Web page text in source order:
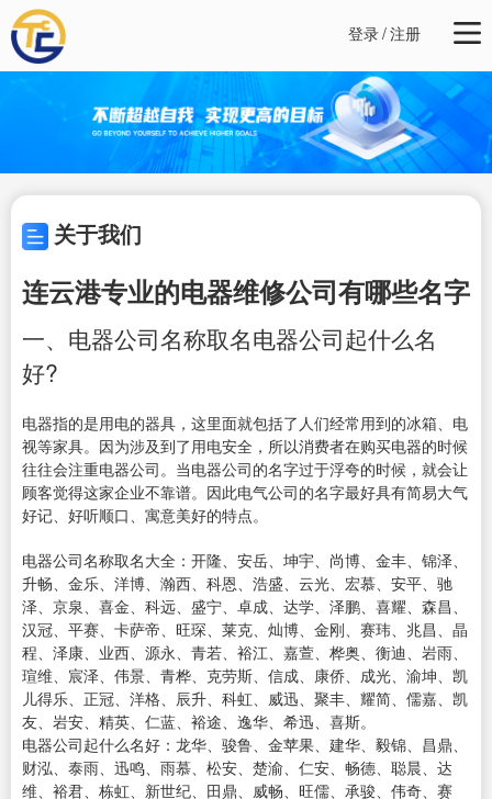
登录/注册
关于我们
连云港专业的电器维修公司有哪些名字
一、电器公司名称取名电器公司起什么名
好?
电器指的是用电的器具，这里面就包括了人们经常用到的冰箱、电
视等家具。因为涉及到了用电安全，所以消费者在购买电器的时候
往往会注重电器公司。当电器公司的名字过于浮夸的时候，就会让
顾客觉得这家企业不靠谱。因此电气公司的名字最好具有简易大气
好记、好听顺口、寓意美好的特点。
电器公司名称取名大全：开隆、安岳、坤宇、尚博、金丰、锦泽、
升畅、金乐、洋博、瀚西、科恩、浩盛、云光、宏慕、安平、驰
泽、京泉、喜金、科远、盛宁、卓成、达学、泽鹏、喜耀、森昌、
汉冠、平赛、卡萨帝、旺琛、莱克、灿博、金刚、赛玮、兆昌、晶
程、泽康、业西、源永、青若、裕江、嘉萱、桦奥、衡迪、岩雨、
瑄维、宸泽、伟景、青桦、克劳斯、信成、康侨、成光、渝坤、凯
儿得乐、正冠、洋格、辰升、科虹、威迅、聚丰、耀简、儒嘉、凯
友、岩安、精英、仁蓝、裕途、逸华、希迅、喜斯。
电器公司起什么名好：龙华、骏鲁、金苹果、建华、毅锦、昌鼎、
财泓、泰雨、迅鸣、雨慕、松安、楚渝、仁安、畅德、聪晨、达
维、裕君、栋虹、新世纪、田鼎、威畅、旺儒、承骏、伟奇、赛